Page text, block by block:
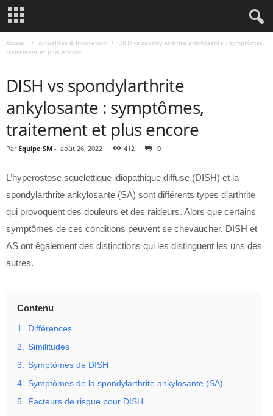
Accueil Actualités & Innovation
DISH vs spondylarthrite ankylosante : symptômes,
traitement et plus encore
DISH vs spondylarthrite
ankylosante : symptômes,
traitement et plus encore
Par Equipe SM - août 26, 2022 412 0
L’hyperostose squelettique idiopathique diffuse (DISH) et la
spondylarthrite ankylosante (SA) sont différents types d’arthrite
qui provoquent des douleurs et des raideurs. Alors que certains
symptômes de ces conditions peuvent se chevaucher, DISH et
AS ont également des distinctions qui les distinguent les uns des
autres.
Contenu
1. Différences
2. Similitudes
3. Symptômes de DISH
4. Symptômes de la spondylarthrite ankylosante (SA)
5. Facteurs de risque pour DISH